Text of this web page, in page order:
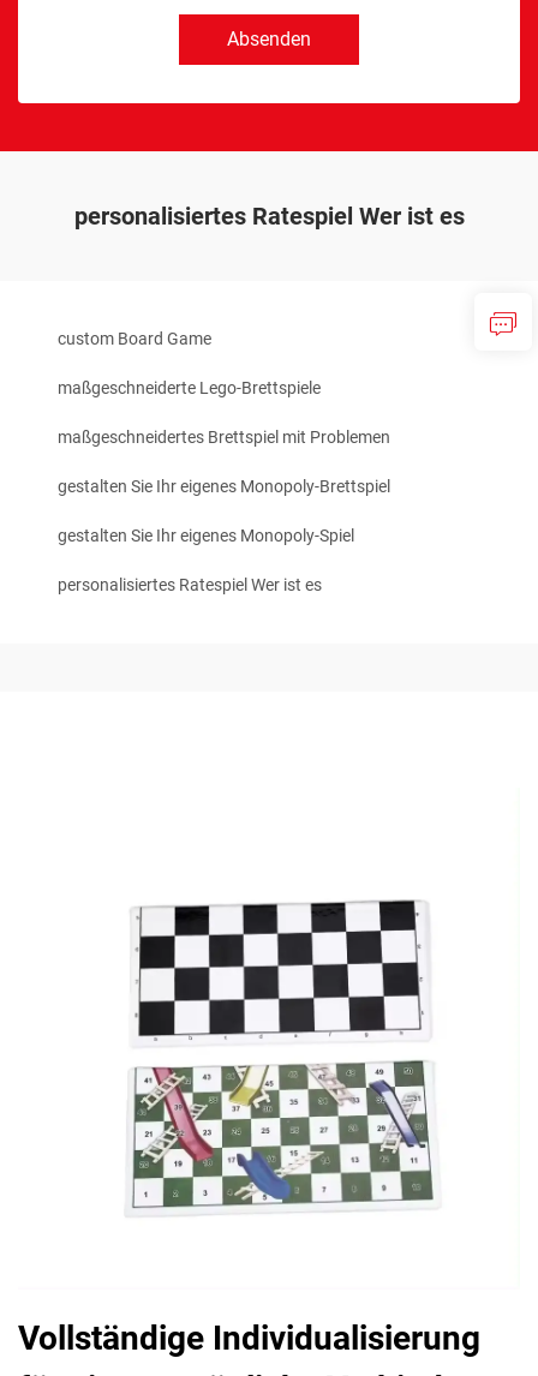
Absenden
personalisiertes Ratespiel Wer ist es
custom Board Game
maßgeschneiderte Lego-Brettspiele
maßgeschneidertes Brettspiel mit Problemen
gestalten Sie Ihr eigenes Monopoly-Brettspiel
gestalten Sie Ihr eigenes Monopoly-Spiel
personalisiertes Ratespiel Wer ist es
Vollständige Individualisierung